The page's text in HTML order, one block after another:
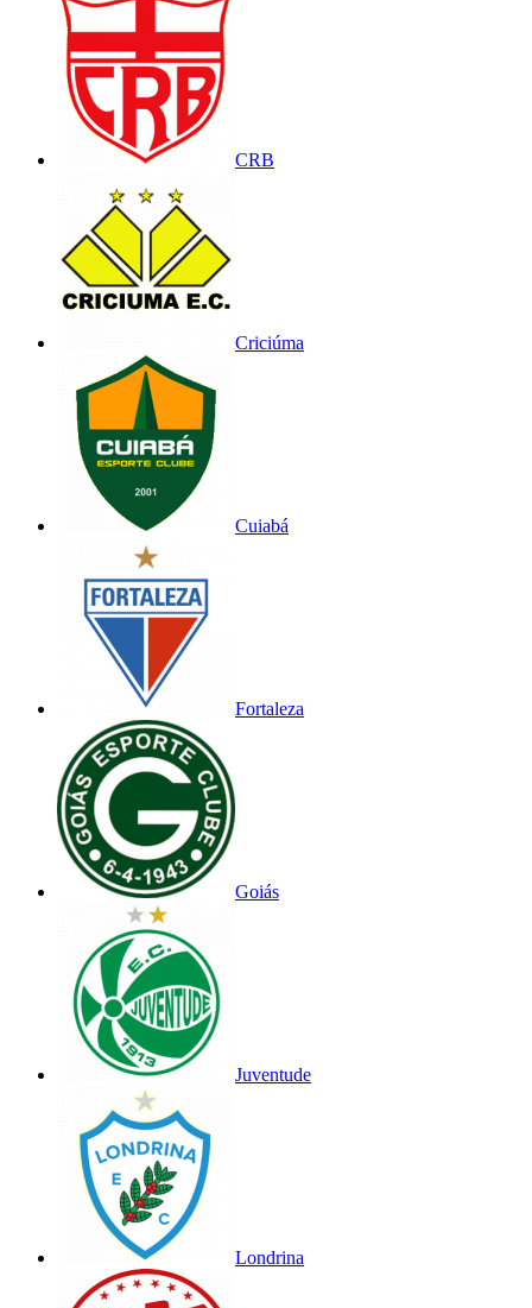
CRB
Criciúma
Cuiabá
Fortaleza
Goiás
Juventude
Londrina